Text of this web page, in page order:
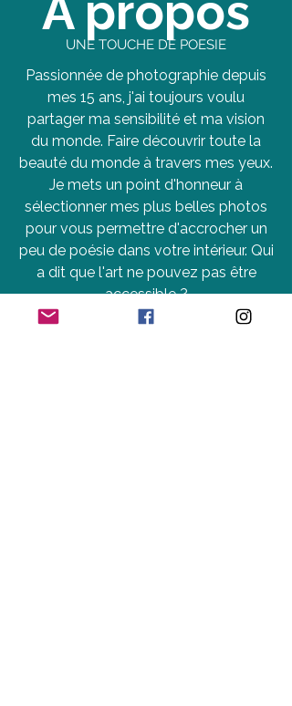
À propos
UNE TOUCHE DE POESIE
Passionnée de photographie depuis
mes 15 ans, j'ai toujours voulu
partager ma sensibilité et ma vision
du monde. Faire découvrir toute la
beauté du monde à travers mes yeux.
Je mets un point d'honneur à
sélectionner mes plus belles photos
pour vous permettre d'accrocher un
peu de poésie dans votre intérieur. Qui
a dit que l'art ne pouvez pas être
accessible ?
Découvrez moi !